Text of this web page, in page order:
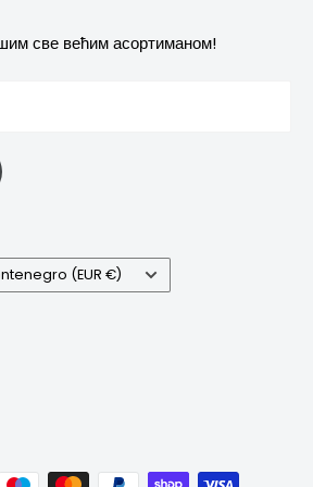
и електронској опреми
све већим асортиманом!
region(EUR €)